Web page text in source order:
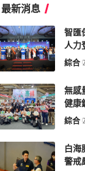
最新消息
智匯
人
綜合
無感
健康
綜合
白
警戒